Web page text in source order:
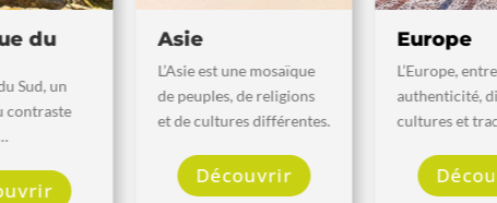
Asie
L’Asie est une mosaïque
de peuples, de religions
et de cultures différentes.
Découvrir
L’Europe, entre
authenticité, diversité,
cultures et traditions.
Découvrir